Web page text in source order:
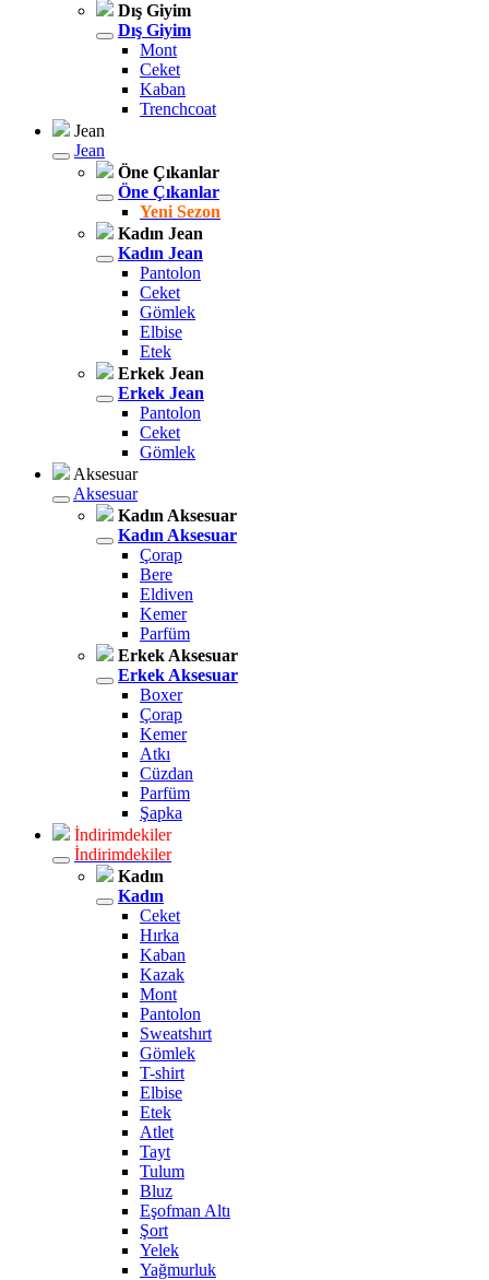
Dış Giyim
Dış Giyim
Mont
Ceket
Kaban
Trenchcoat
Jean
Jean
Öne Çıkanlar
Öne Çıkanlar
Yeni Sezon
Kadın Jean
Kadın Jean
Pantolon
Ceket
Gömlek
Elbise
Etek
Erkek Jean
Erkek Jean
Pantolon
Ceket
Gömlek
Aksesuar
Aksesuar
Kadın Aksesuar
Kadın Aksesuar
Çorap
Bere
Eldiven
Kemer
Parfüm
Erkek Aksesuar
Erkek Aksesuar
Boxer
Çorap
Kemer
Atkı
Cüzdan
Parfüm
Şapka
İndirimdekiler
İndirimdekiler
Kadın
Kadın
Ceket
Hırka
Kaban
Kazak
Mont
Pantolon
Sweatshırt
Gömlek
T-shirt
Elbise
Etek
Atlet
Tayt
Tulum
Bluz
Eşofman Altı
Şort
Yelek
Yağmurluk